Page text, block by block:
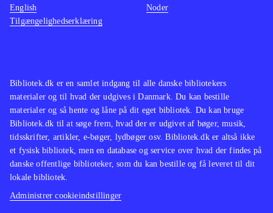
Bibliotek.dk er en samlet indgang til alle danske bibliotekers
materialer og til hvad der udgives i Danmark. Du kan bestille
materialer og så hente og låne på dit eget bibliotek. Du kan bruge
Bibliotek.dk til at søge frem, hvad der er udgivet af bøger, musik,
tidsskrifter, artikler, e-bøger, lydbøger osv. Bibliotek.dk er altså ikke
et fysisk bibliotek, men en database og service over hvad der findes på
danske offentlige biblioteker, som du kan bestille og få leveret til dit
lokale bibliotek.
Administrer cookieindstillinger
English
Tilgængelighedserklæring
Noder